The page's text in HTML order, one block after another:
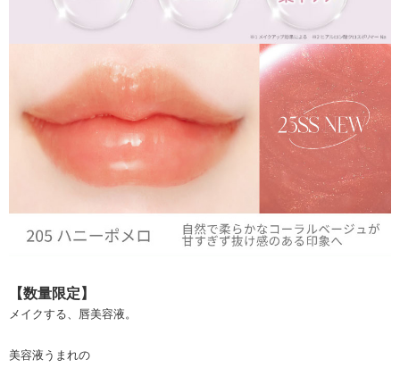
【数量限定】
メイクする、唇美容液。
美容液うまれの